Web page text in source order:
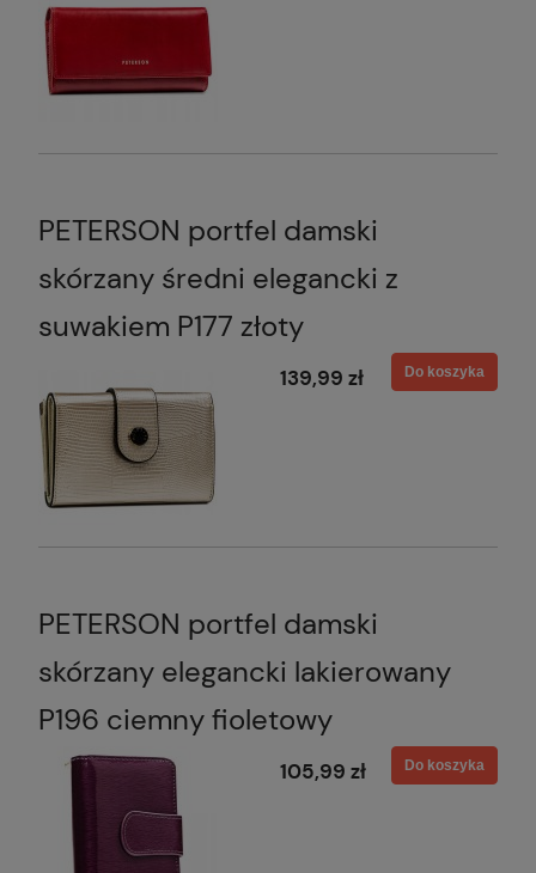
PETERSON portfel damski
skórzany średni elegancki z
suwakiem P177 złoty
139,99 zł Do koszyka
PETERSON portfel damski
skórzany elegancki lakierowany
P196 ciemny fioletowy
105,99 zł Do koszyka